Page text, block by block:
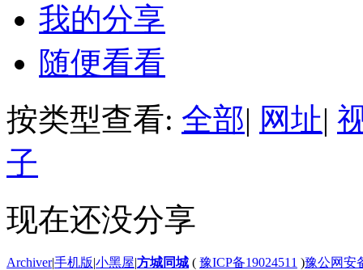
我的分享
随便看看
按类型查看: 全部| 网址|
子
现在还没分享
Archiver|手机版|小黑屋|方城同城 ( 豫ICP备19024511 )豫公网安